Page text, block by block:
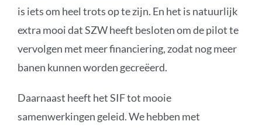
is iets om heel trots op te zijn. En het is natuurlijk
extra mooi dat SZW heeft beslotenom de pilot te
vervolgen met meer financiering, zodat nog meer
banen kunnen worden gecreëerd.
Daarnaast heeft het SIF tot mooie
samenwerkingen geleid. We hebben met